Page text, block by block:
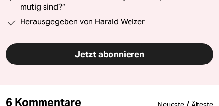
mutig sind?“
Herausgegeben von Harald Welzer
Jetzt abonnieren
6 Kommentare